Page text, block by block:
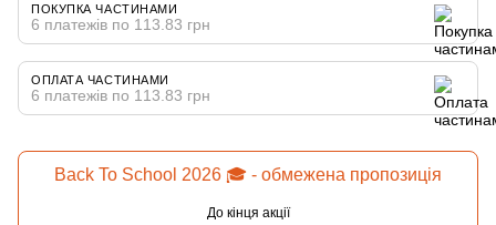
ПОКУПКА ЧАСТИНАМИ
6 платежів по 113.83 грн
ОПЛАТА ЧАСТИНАМИ
6 платежів по 113.83 грн
Back To School 2026 🎓 - обмежена пропозиція
До кінця акції